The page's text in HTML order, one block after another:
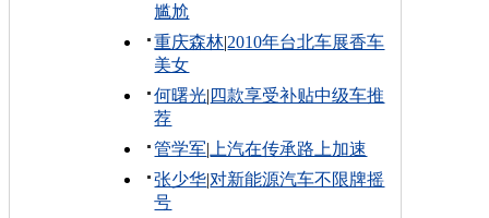
尴尬
重庆森林|2010年台北车展香车
美女
何曙光| 四款享受补贴中级车推
荐
管学军| 上汽在传承路上加速
张少华|对新能源汽车不限牌摇
号